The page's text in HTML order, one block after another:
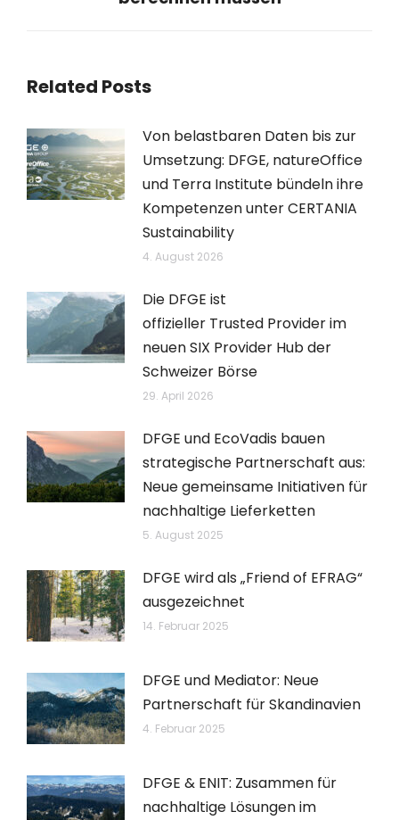
Related Posts
Von belastbaren Daten bis zur
Umsetzung: DFGE, natureOffice
und Terra Institute bündeln ihre
Kompetenzen unter CERTANIA
Sustainability
4. August 2026
Die DFGE ist
offizieller Trusted Provider im
neuen SIX Provider Hub der
Schweizer Börse
29. April 2026
DFGE und EcoVadis bauen
strategische Partnerschaft aus:
Neue gemeinsame Initiativen für
nachhaltige Lieferketten
5. August 2025
DFGE wird als „Friend of EFRAG“
ausgezeichnet
14. Februar 2025
DFGE und Mediator: Neue
Partnerschaft für Skandinavien
4. Februar 2025
DFGE & ENIT: Zusammen für
nachhaltige Lösungen im